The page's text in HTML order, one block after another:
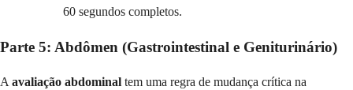
60 segundos completos.
Parte 5: Abdômen (Gastrointestinal e Geniturinário)
Aavaliação abdominal tem uma regra de mudança crítica na